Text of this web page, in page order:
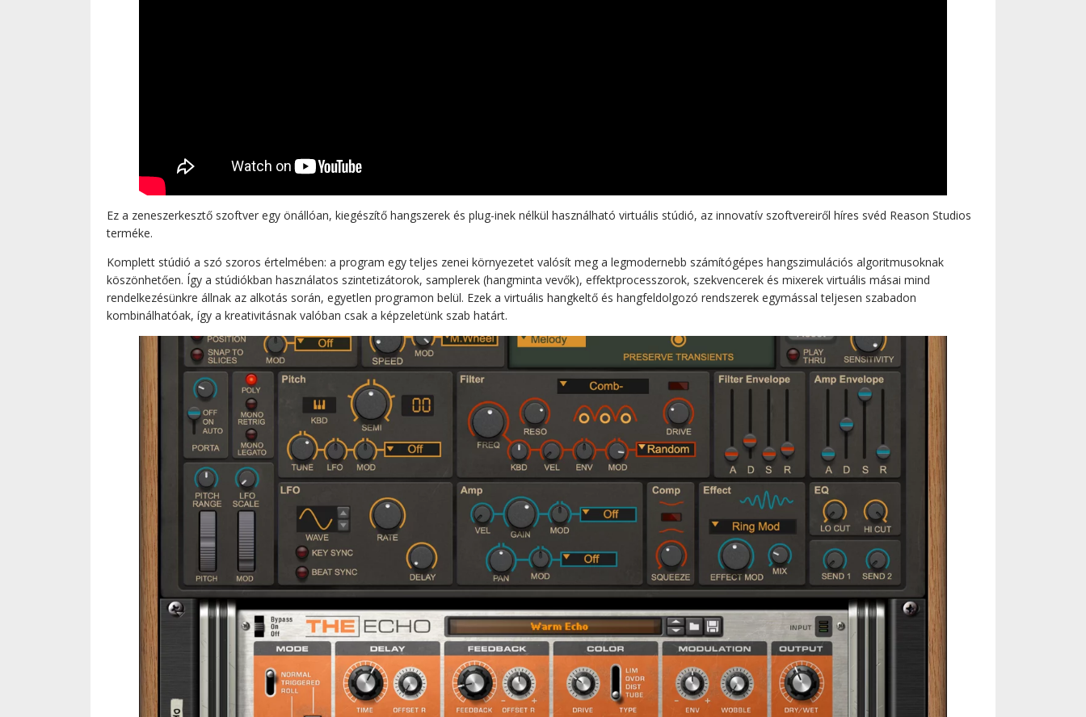
Ez a zeneszerkesztő szoftver egy önállóan, kiegészítő hangszerek és plug-inek nélkül használható virtuális stúdió, az innovatív szoftvereiről híres svéd Reason Studios
terméke.
Komplett stúdió a szó szoros értelmében: a program egy teljes zenei környezetet valósít meg a legmodernebb számítógépes hangszimulációs algoritmusoknak
köszönhetően. Így a stúdiókban használatos szintetizátorok, samplerek (hangminta vevők), effektprocesszorok, szekvencerek és mixerek virtuális másai mind
rendelkezésünkre állnak az alkotás során, egyetlen programon belül. Ezek a virtuális hangkeltő és hangfeldolgozó rendszerek egymással teljesen szabadon
kombinálhatóak, így a kreativitásnak valóban csak a képzeletünk szab határt.